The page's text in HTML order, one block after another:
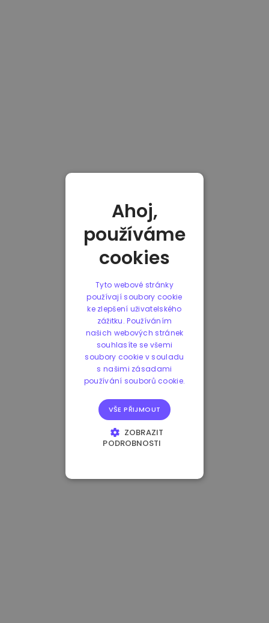
Ahoj,
používáme
cookies
Tyto webové stránky
používají soubory cookie
ke zlepšení uživatelského
zážitku. Používáním
našich webových stránek
souhlasíte se všemi
soubory cookie v souladu
s našimi zásadami
používání souborů cookie.
VŠE PŘIJMOUT
ZOBRAZIT
PODROBNOSTI